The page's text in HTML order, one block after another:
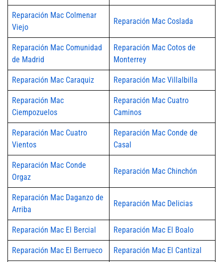
Reparación Mac Colmenar
Viejo
Reparación Mac Coslada
Reparación Mac Comunidad
de Madrid
Reparación Mac Cotos de
Monterrey
Reparación Mac Caraquiz Reparación Mac Villalbilla
Reparación Mac
Ciempozuelos
Reparación Mac Cuatro
Caminos
Reparación Mac Cuatro
Vientos
Reparación Mac Conde de
Casal
Reparación Mac Conde
Orgaz
Reparación Mac Chinchón
Reparación Mac Daganzo de
Arriba
Reparación Mac Delicias
Reparación Mac El Bercial Reparación Mac El Boalo
Reparación Mac El Berrueco Reparación Mac El Cantizal